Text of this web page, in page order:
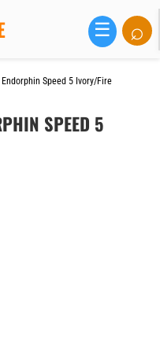
☰ ⌕
Endorphin Speed 5 Ivory/Fire
SPEED 5